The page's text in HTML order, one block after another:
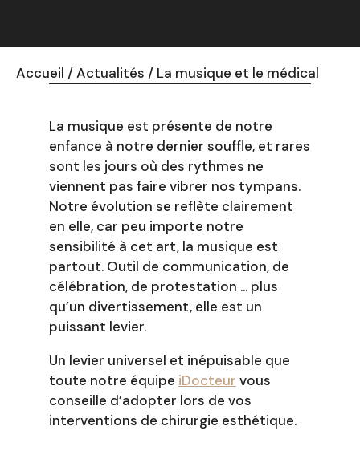
Accueil /Actualités / La musique et le médical
La musique est présente de notre
enfance à notre dernier souffle, et rares
sont les jours où des rythmes ne
viennent pas faire vibrer nos tympans.
Notre évolution se reflète clairement
en elle, car peu importe notre
sensibilité à cet art, la musique est
partout. Outil de communication, de
célébration, de protestation … plus
qu’un divertissement, elle est un
puissant levier.
Un levier universel et inépuisable que
toute notre équipe iDocteur vous
conseille d’adopter lors de vos
interventions de chirurgie esthétique.